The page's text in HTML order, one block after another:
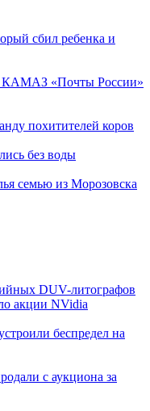
сбил ребенка и
КАМАЗ «Почты России»
похитителей коров
без воды
семью из Морозовска
DUV-литографов
акции NVidia
беспредел на
с аукциона за